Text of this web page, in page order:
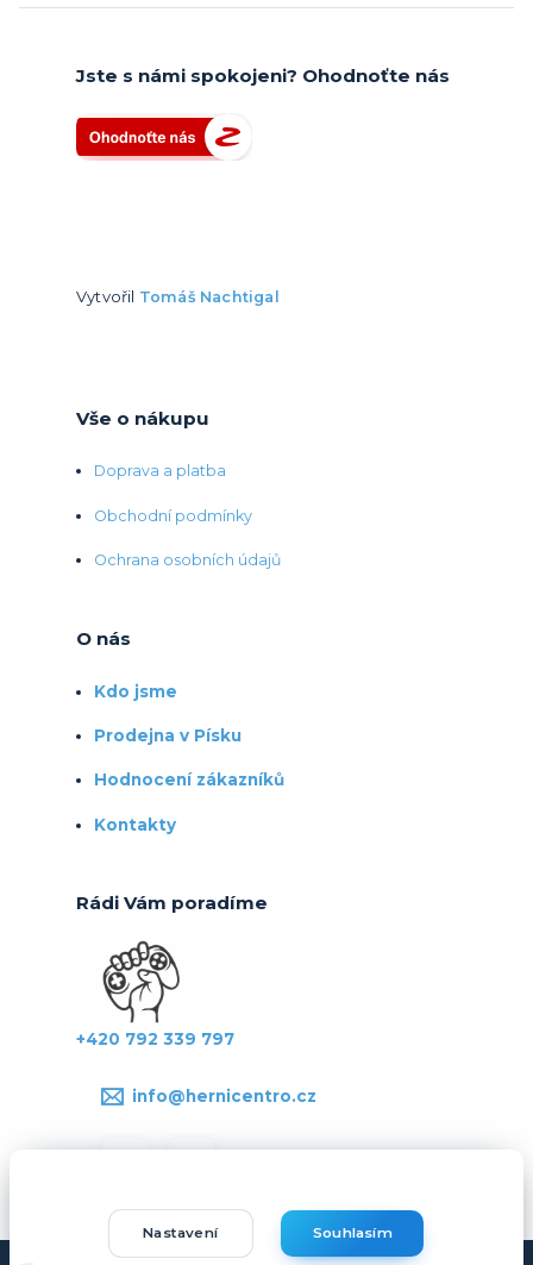
Jste s námi spokojeni? Ohodnoťte nás
Vytvořil Tomáš Nachtigal
Vše o nákupu
Doprava a platba
Obchodní podmínky
Ochrana osobních údajů
O nás
Kdo jsme
Prodejna v Písku
Hodnocení zákazníků
Kontakty
Rádi Vám poradíme
+420 792 339 797
info@hernicentro.cz
Nastavení Souhlasím